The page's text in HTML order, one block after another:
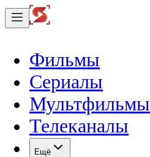
Фильмы
Сериалы
Мультфильмы
Телеканалы
Eщё